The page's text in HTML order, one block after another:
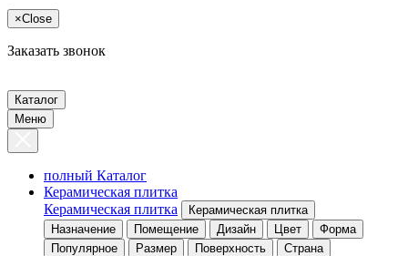
×Close
Заказать звонок
Каталог
Меню
полный Каталог
Керамическая плитка
Керамическая плитка
Керамическая плитка
Назначение
Помещение Дизайн Цвет
Форма
Популярное
Размер Поверхность Страна